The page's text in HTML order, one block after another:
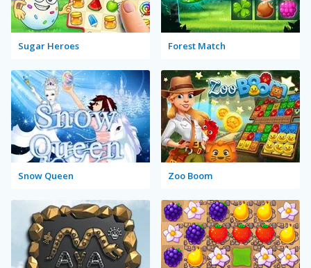
Sugar Heroes Forest Match
Snow Queen Zoo Boom